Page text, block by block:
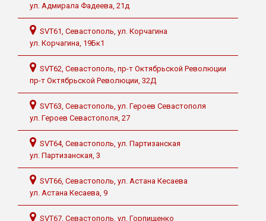
ул. Адмирала Фадеева, 21д
SVT61, Севастополь, ул. Корчагина
ул. Корчагина, 19Бк1
SVT62, Севастополь, пр-т Октябрьской Революции
пр-т Октябрьской Революции, 32Д
SVT63, Севастополь, ул. Героев Севастополя
ул. Героев Севастополя, 27
SVT64, Севастополь, ул. Партизанская
ул. Партизанская, 3
SVT66, Севастополь, ул. Астана Кесаева
ул. Астана Кесаева, 9
SVT67, Севастополь, ул. Горпищенко